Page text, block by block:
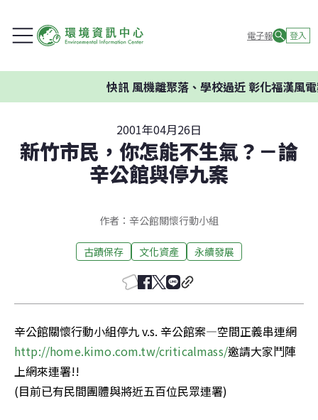
電子報 登入
快訊風機離聚落、學校過近 彰化福漢風電
2001年04月26日
新竹市民，你怎能不生氣？－論
辛公館與停九案
作者：辛公館關懷行動小組
古蹟保存 文化資產 永續發展
http://home.kimo.com.tw/criticalmass/邀請大家鬥陣
上網來連署!!
(目前已有民間團體與將近五百位民眾連署)